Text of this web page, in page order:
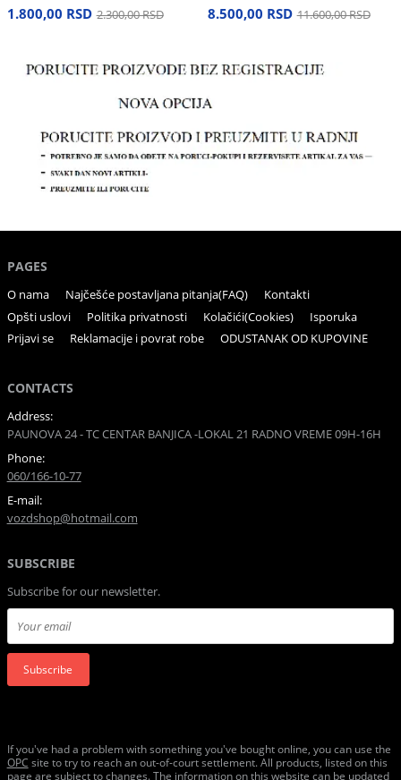
1.800,00 RSD 2.300,00 RSD 8.500,00 RSD 11.600,00 RSD
PAGES
O nama Najčešće postavljana pitanja(FAQ)
Kontakti
Opšti uslovi
Politika privatnosti Kolačići(Cookies)
Isporuka
Prijavi se
Reklamacije i povrat robe ODUSTANAK OD KUPOVINE
CONTACTS
Address:
PAUNOVA 24 - TC CENTAR BANJICA -LOKAL 21 RADNO VREME 09H-16H
Phone:
060/166-10-77
E-mail:
vozdshop@hotmail.com
SUBSCRIBE
Subscribe for our newsletter.
Subscribe
If you've had a problem with something you've bought online, you can use the
ОРС site to try to reach an out-of-court settlement. All products, listed on this
page are subject to changes. The information on this website can be updated